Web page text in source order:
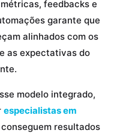
feedbacks e
garante que
alinhados com os
as expectativas do
modelo integrado,
especialistas em
conseguem resultados